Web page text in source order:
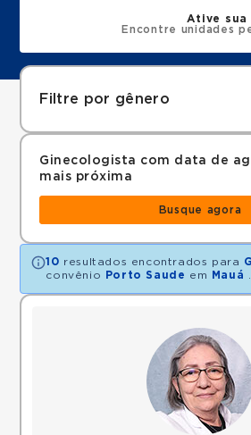
Ative sua
Encontre unidades
Filtre por gênero
Ginecologista com data de
mais próxima
Busque agora
10 resultados encontrados para
convênio
Porto Saude em Mauá